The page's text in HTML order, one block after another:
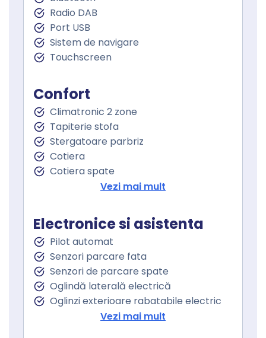
Radio DAB
Port USB
Sistem de navigare
Touchscreen
Confort
Climatronic 2 zone
Tapiterie stofa
Stergatoare parbriz
Cotiera
Cotiera spate
Volan de piele
Senzor ploaie
Geamuri fata electrice
Geamuri spate electrice
Geamuri cu tenta
Vezi mai mult
Electronice si asistenta
Pilot automat
Senzori parcare fata
Senzori de parcare spate
Oglindă laterală electrică
Oglinzi exterioare rabatabile electric
Asistent staionare in rampa
Vezi mai mult